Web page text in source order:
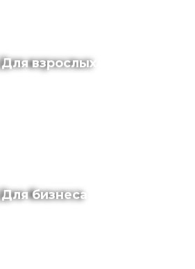
Для взрослых
Для бизнеса